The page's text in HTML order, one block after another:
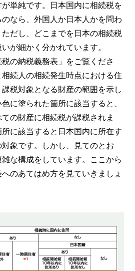
単純です。日本国内に相続税を
なら、外国人か日本人かを問わ
だし、どこまでを日本の相続税
が細かく分かれています。
の納税義務表」をご覧くださ
続人の相続発生時点における住
税対象となる財産の範囲を示し
に塗られた箇所に該当すると、
の財産に相続税が課税されま
に該当すると日本国内に所在す
象です。しかし、見てのとお
な構成をしています。ここから
のあてはめ方を見ていきましょ